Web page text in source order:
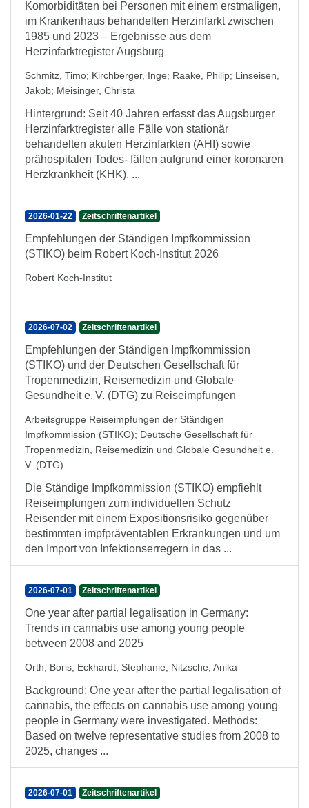
Komorbiditäten bei Personen mit einem erstmaligen,
im Krankenhaus behandelten Herzinfarkt zwischen
1985 und 2023 – Ergebnisse aus dem
Herzinfarktregister Augsburg
Schmitz, Timo; Kirchberger, Inge; Raake, Philip; Linseisen,
Jakob; Meisinger, Christa
Hintergrund: Seit 40 Jahren erfasst das Augsburger
Herzinfarktregister alle Fälle von stationär
behandelten akuten Herzinfarkten (AHI) sowie
prähospitalen Todes- fällen aufgrund einer koronaren
Herzkrankheit (KHK). ...
2026-01-22 Zeitschriftenartikel
Empfehlungen der Ständigen Impfkommission
(STIKO) beim Robert Koch-Institut 2026
Robert Koch-Institut
2026-07-02 Zeitschriftenartikel
Empfehlungen der Ständigen Impfkommission
(STIKO) und der Deutschen Gesellschaft für
Tropenmedizin, Reisemedizin und Globale
Gesundheit e. V. (DTG) zu Reiseimpfungen
Arbeitsgruppe Reiseimpfungen der Ständigen
Impfkommission (STIKO); Deutsche Gesellschaft für
Tropenmedizin, Reisemedizin und Globale Gesundheit e.
V. (DTG)
Die Ständige Impfkommission (STIKO) empfiehlt
Reiseimpfungen zum individuellen Schutz
Reisender mit einem Expositionsrisiko gegenüber
bestimmten impfpräventablen Erkrankungen und um
den Import von Infektionserregern in das ...
2026-07-01 Zeitschriftenartikel
One year after partial legalisation in Germany:
Trends in cannabis use among young people
between 2008 and 2025
Orth, Boris; Eckhardt, Stephanie; Nitzsche, Anika
Background: One year after the partial legalisation of
cannabis, the effects on cannabis use among young
people in Germany were investigated. Methods:
Based on twelve representative studies from 2008 to
2025, changes ...
2026-07-01 Zeitschriftenartikel